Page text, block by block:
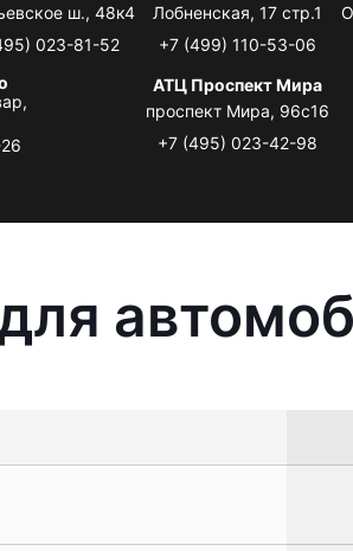
ш., 48к4
023-81-52
Лобненская, 17 стр.1
+7 (499) 110-53-06
АТЦ Проспект Мира
проспект Мира, 96с16
+7 (495) 023-42-98